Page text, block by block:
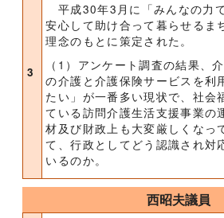
3
平成30年3月に「みんなの力
安心して助け合って暮らせるま
理念のもとに策定された。
（1）アンケート調査の結果、
の介護と介護保険サービスを利
たい」が一番多い現状で、社会
ている訪問介護生活支援事業の
材及び財政上も大変厳しくなっ
て、行政としてどう認識され対
いるのか。
西昭夫議員